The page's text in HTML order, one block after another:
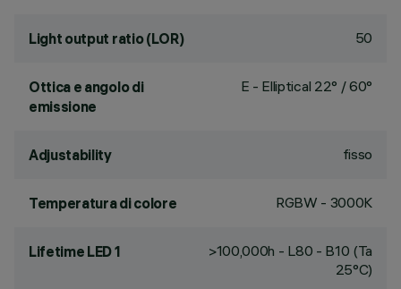
Light output ratio (LOR) 50
Ottica e angolo di
emissione
E - Elliptical 22° / 60°
Adjustability fisso
Temperatura di colore RGBW - 3000K
Lifetime LED 1
>100,000h - L80 - B10 (Ta
25°C)